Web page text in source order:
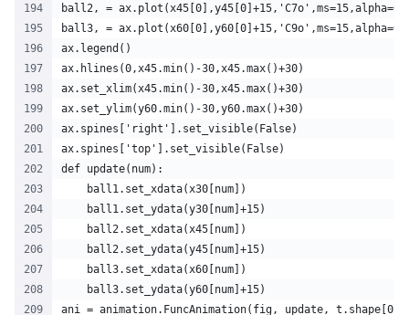
ball2, =
ball3, =
ax.legend()
ax.hlines(0,x45.min()-30,x45.max()+30)
ax.set_xlim(x45.min()-30,x45.max()+30)
ax.set_ylim(y60.min()-30,y60.max()+30)
ax.spines['right'].set_visible(False)
ax.spines['top'].set_visible(False)
def update(num):
    ball1.set_xdata(x30[num])
    ball1.set_ydata(y30[num]+15)
    ball2.set_xdata(x45[num])
    ball2.set_ydata(y45[num]+15)
    ball3.set_xdata(x60[num])
    ball3.set_ydata(y60[num]+15)
ani = animation.FuncAnimation(fig, update,